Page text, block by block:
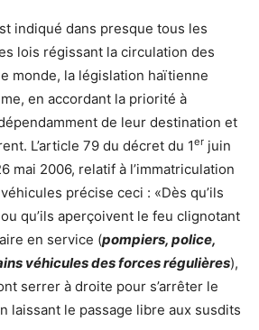
indiqué dans presque tous les
lois régissant la circulation des
monde, la législation haïtienne
en accordant la priorité à
de leur destination et
L’article 79 du décret du 1er juin
mai 2006, relatif à l’immatriculation
précise ceci : «Dès qu’ils
qu’ils aperçoivent le feu clignotant
en service (pompiers, police,
véhicules des forces régulières),
serrer à droite pour s’arrêter le
laissant le passage libre aux susdits